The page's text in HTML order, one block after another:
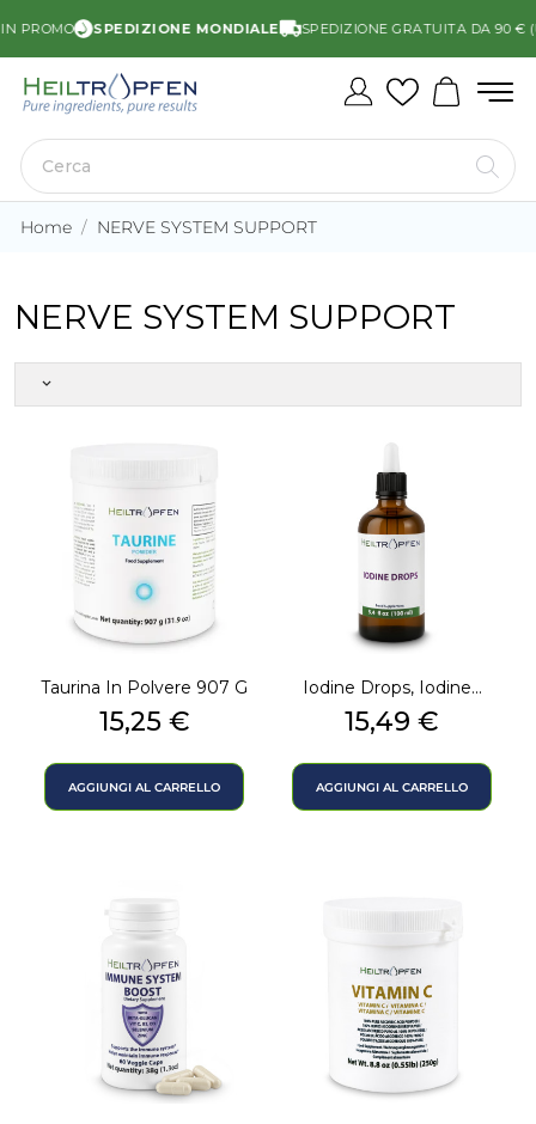
PROMO SPEDIZIONE MONDIALE SPEDIZIONE GRATUITA DA 90 €
Home NERVE SYSTEM SUPPORT
NERVE SYSTEM SUPPORT
keyboard_arrow_down
Taurina In Polvere 907 G
Prezzo
15,25 €
AGGIUNGI AL CARRELLO
Iodine Drops, Iodine...
Prezzo
15,49 €
AGGIUNGI AL CARRELLO